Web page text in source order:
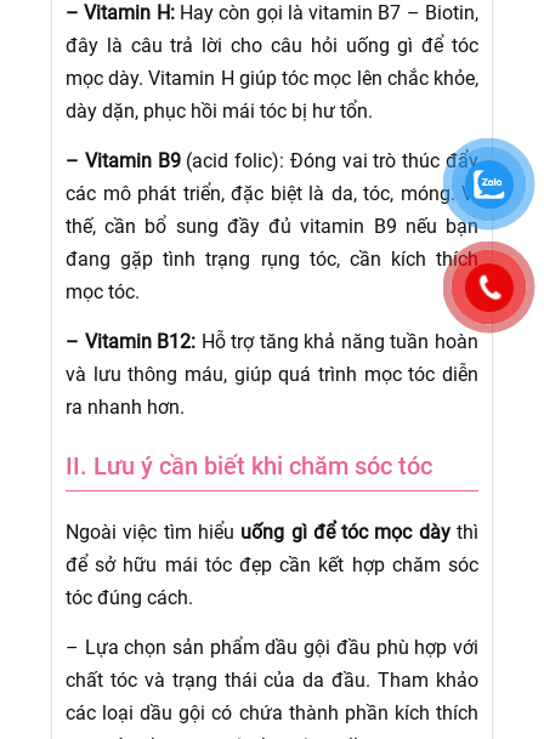
– Vitamin H:Hay còn gọi là vitamin B7 – Biotin,
đây là câu trả lời cho câu hỏi uống gì để tóc
mọc dày. Vitamin H giúp tóc mọc lên chắc khỏe,
dày dặn, phục hồi mái tóc bị hư tổn.
– Vitamin B9(acid folic): Đóng vai trò thúc đẩy
các mô phát triển, đặc biệt là da, tóc, móng. Vì
thế, cần bổ sung đầy đủ vitamin B9 nếu bạn
đang gặp tình trạng rụng tóc, cần kích thích
mọc tóc.
– Vitamin B12: Hỗ trợ tăng khả năng tuần hoàn
và lưu thông máu, giúp quá trình mọc tóc diễn
ra nhanh hơn.
II. Lưu ý cần biết khi chăm sóc tóc
Ngoài việc tìm hiểu uống gì để tóc mọc dàythì
để sở hữu mái tóc đẹp cần kết hợp chăm sóc
tóc đúng cách.
– Lựa chọn sản phẩm dầu gội đầu phù hợp với
chất tóc và trạng thái của da đầu. Tham khảo
các loại dầu gội có chứa thành phần kích thích